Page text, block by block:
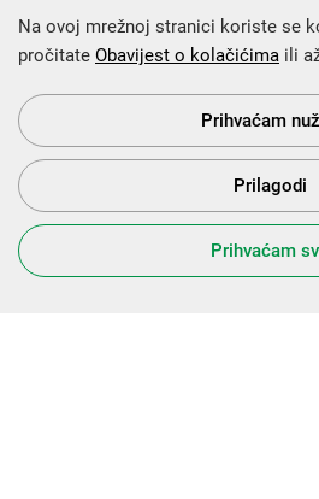
Krajnji primatelj financijskog
Europskog fonda za regionalni
programa
s Vama
Na ovoj mrežnoj stranici koriste se
pročitate Obavijest o kolačićima ili
Prihvaćam
Prilagodi
Prihvaćam